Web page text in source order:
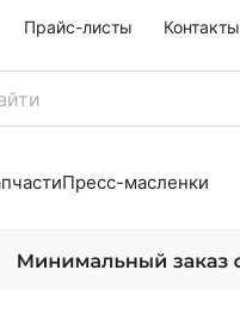
Прайс-листы Контакты
Пресс-масленки